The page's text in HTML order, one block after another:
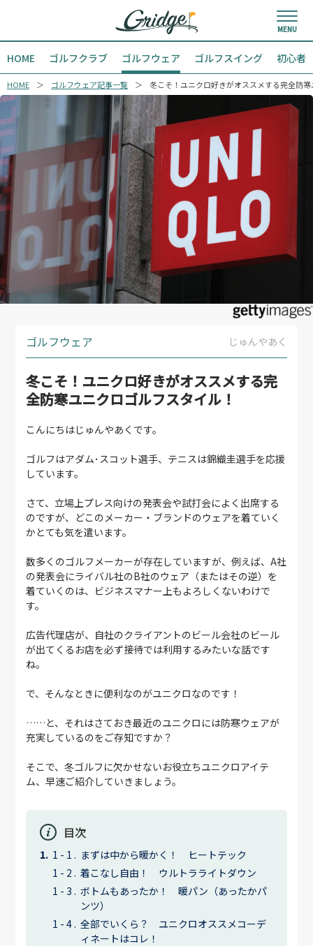
HOME ゴルフクラブ ゴルフウェア ゴルフスイング 初心者
HOME ゴルフウェア記事一覧 冬こそ！ユニクロ好きがオススメする完全防
ゴルフウェア じゅんやあく
冬こそ！ユニクロ好きがオススメする完
全防寒ユニクロゴルフスタイル！
こんにちはじゅんやあくです。
ゴルフはアダム･スコット選手、テニスは錦織圭選手を応援
しています。
さて、立場上プレス向けの発表会や試打会によく出席する
のですが、どこのメーカー・ブランドのウェアを着ていく
かとても気を遣います。
数多くのゴルフメーカーが存在していますが、例えば、A社
の発表会にライバル社のB社のウェア（またはその逆）を
着ていくのは、ビジネスマナー上もよろしくないわけで
す。
広告代理店が、自社のクライアントのビール会社のビール
が出てくるお店を必ず接待では利用するみたいな話です
ね。
で、そんなときに便利なのがユニクロなのです！
……と、それはさておき最近のユニクロには防寒ウェアが
充実しているのをご存知ですか？
そこで、冬ゴルフに欠かせないお役立ちユニクロアイテ
ム、早速ご紹介していきましょう。
目次
まずは中から暖かく！ ヒートテック
着こなし自由！ ウルトラライトダウン
ボトムもあったか！ 暖パン（あったかパ
ンツ）
全部でいくら？ ユニクロオススメコーデ
ィネートはコレ！